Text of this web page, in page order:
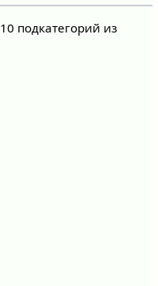
подкатегорий из